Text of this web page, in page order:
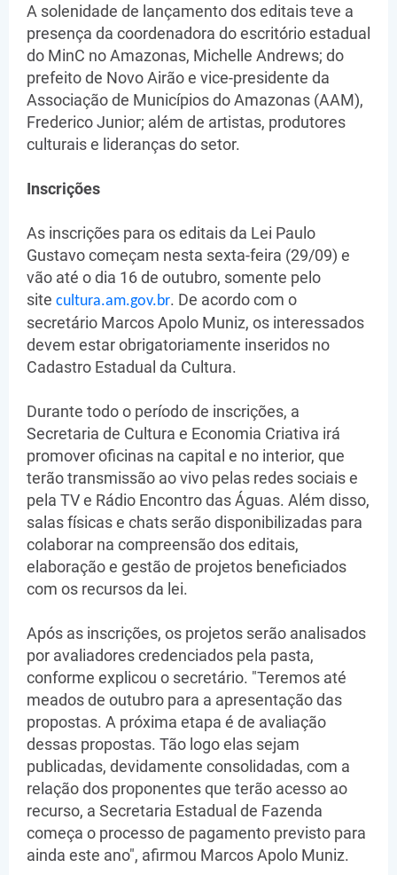
A solenidade de lançamento dos editais teve a
presença da coordenadora do escritório estadual
do MinC no Amazonas, Michelle Andrews; do
prefeito de Novo Airão e vice-presidente da
Associação de Municípios do Amazonas (AAM),
Frederico Junior; além de artistas, produtores
culturais e lideranças do setor.
Inscrições
As inscrições para os editais da Lei Paulo
Gustavo começam nesta sexta-feira (29/09) e
vão até o dia 16 de outubro, somente pelo
site cultura.am.gov.br. De acordo com o
secretário Marcos Apolo Muniz, os interessados
devem estar obrigatoriamente inseridos no
Cadastro Estadual da Cultura.
Durante todo o período de inscrições, a
Secretaria de Cultura e Economia Criativa irá
promover oficinas na capital e no interior, que
terão transmissão ao vivo pelas redes sociais e
pela TV e Rádio Encontro das Águas. Além disso,
salas físicas e chats serão disponibilizadas para
colaborar na compreensão dos editais,
elaboração e gestão de projetos beneficiados
com os recursos da lei.
Após as inscrições, os projetos serão analisados
por avaliadores credenciados pela pasta,
conforme explicou o secretário. "Teremos até
meados de outubro para a apresentação das
propostas. A próxima etapa é de avaliação
dessas propostas. Tão logo elas sejam
publicadas, devidamente consolidadas, com a
relação dos proponentes que terão acesso ao
recurso, a Secretaria Estadual de Fazenda
começa o processo de pagamento previsto para
ainda este ano", afirmou Marcos Apolo Muniz.